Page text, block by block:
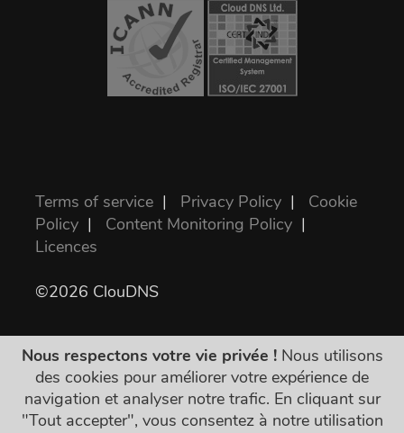
Terms of service | Privacy Policy | Cookie
Policy | Content Monitoring Policy |
Licences
©2026 ClouDNS
Nous respectons votre vie privée !Nous utilisons
des cookies pour améliorer votre expérience de
navigation et analyser notre trafic. En cliquant sur
"Tout accepter", vous consentez à notre utilisation